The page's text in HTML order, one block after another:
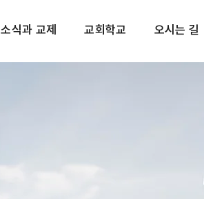
소식과 교제 교회학교 오시는 길